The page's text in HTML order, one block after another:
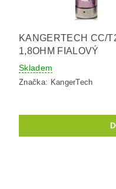
KANGERTECH CC/
1,8OHM FIALOVÝ
Skladem
Značka: KangerTech